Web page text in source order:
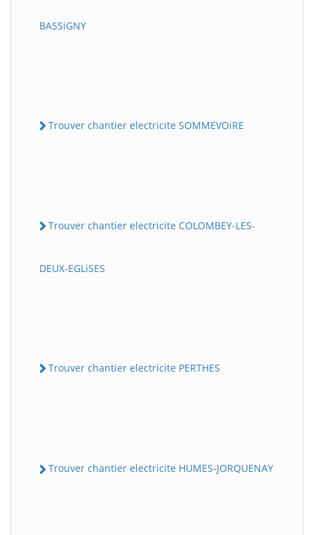
BASSiGNY
Trouver chantier electricite SOMMEVOiRE
Trouver chantier electricite COLOMBEY-LES-
DEUX-EGLiSES
Trouver chantier electricite PERTHES
Trouver chantier electricite HUMES-JORQUENAY